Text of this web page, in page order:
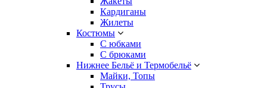
Кардиганы
Жилеты
Костюмы
С юбками
С брюками
Нижнее Бельё и Термобельё
Майки, Топы